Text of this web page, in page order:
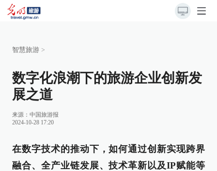
智慧旅游 >
数字化浪潮下的旅游企业创新发
展之道
来源： 中国旅游报
2024-10-28 17:20
在数字技术的推动下，如何通过创新实现跨界
融合、全产业链发展、技术革新以及IP赋能等